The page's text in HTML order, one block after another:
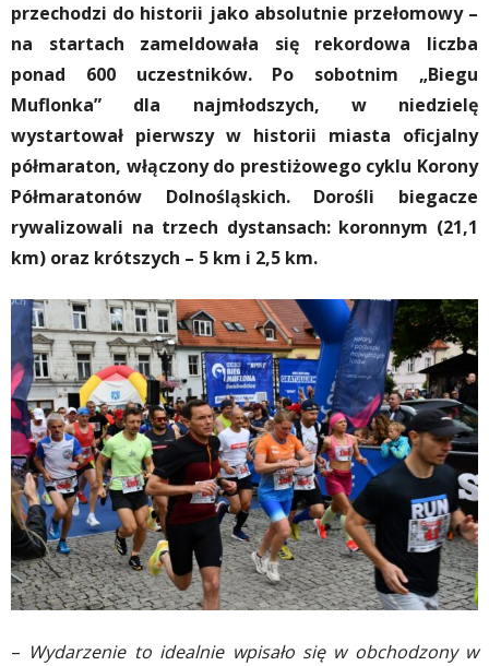
przechodzi do historii jako absolutnie przełomowy –
na startach zameldowała się rekordowa liczba
ponad 600 uczestników. Po sobotnim „Biegu
Muflonka” dla najmłodszych, w niedzielę
wystartował pierwszy w historii miasta oficjalny
półmaraton, włączony do prestiżowego cyklu Korony
Półmaratonów Dolnośląskich. Dorośli biegacze
rywalizowali na trzech dystansach: koronnym (21,1
km) oraz krótszych – 5 km i 2,5 km.
– Wydarzenie to idealnie wpisało się w obchodzony w